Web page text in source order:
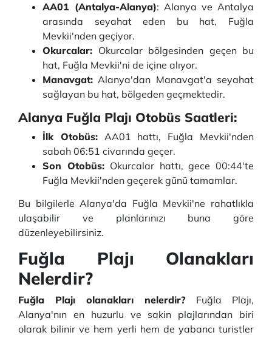
AA01 (Antalya-Alanya): Alanya ve Antalya
arasında seyahat eden bu hat, Fuğla
Mevkii'nden geçiyor.
Okurcalar: Okurcalar bölgesinden geçen bu
hat, Fuğla Mevkii'ni de içine alıyor.
Manavgat: Alanya'dan Manavgat'a seyahat
sağlayan bu hat, bölgeden geçmektedir.
Alanya Fuğla Plajı Otobüs Saatleri:
İlk Otobüs:AA01 hattı, Fuğla Mevkii'nden
sabah 06:51 civarında geçer.
Son Otobüs: Okurcalar hattı, gece 00:44'te
Fuğla Mevkii'nden geçerek günü tamamlar.
Bu bilgilerle Alanya'da Fuğla Mevkii'ne rahatlıkla
ulaşabilir ve planlarınızı buna göre
düzenleyebilirsiniz.
Fuğla Plajı Olanakları
Nelerdir?
Fuğla Plajı olanakları nelerdir? Fuğla Plajı,
Alanya'nın en huzurlu ve sakin plajlarından biri
olarak bilinir ve hem yerli hem de yabancı turistler